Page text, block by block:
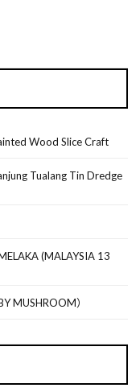
Wood Slice Craft
Tualang Tin Dredge
(MALAYSIA 13
MUSHROOM）